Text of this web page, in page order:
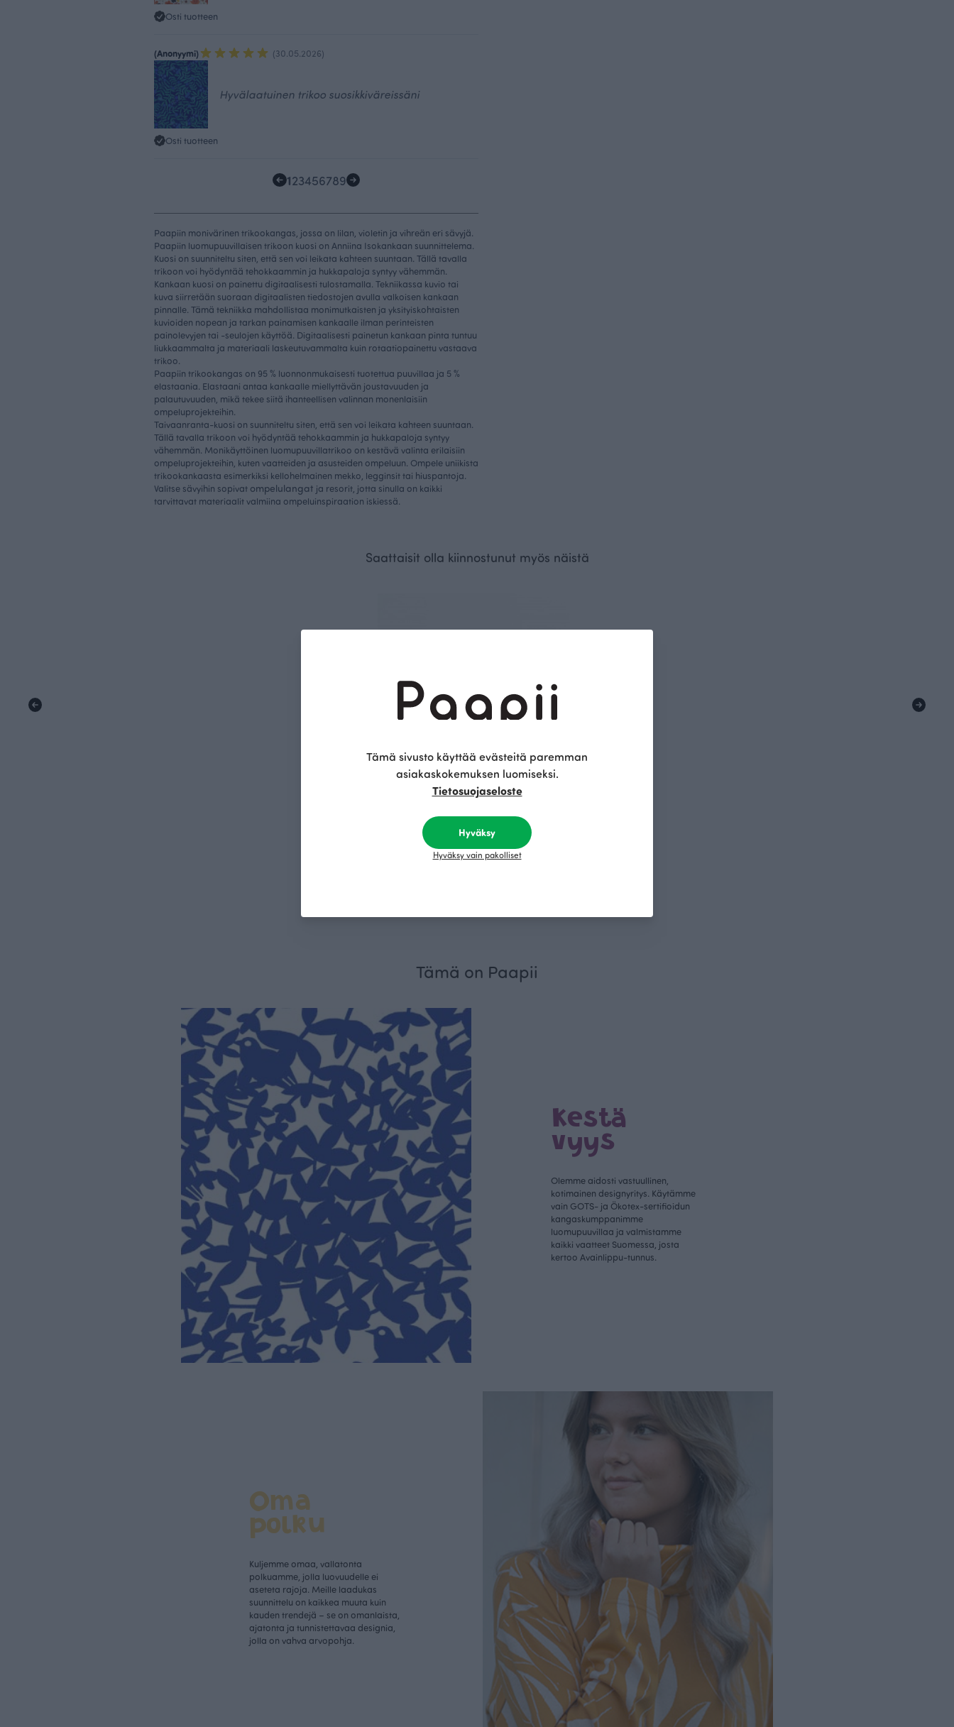
Osti tuotteen
(Anonyymi) (30.05.2026)
Hyvälaatuinen trikoo suosikkiväreissäni
Osti tuotteen
123456789
Paapiin monivärinen trikookangas, jossa on lilan, violetin ja vihreän eri sävyjä.
Paapiin luomupuuvillaisen trikoon kuosi on Anniina Isokankaan suunnittelema.
Kuosi on suunniteltu siten, että sen voi leikata kahteen suuntaan. Tällä tavalla
trikoon voi hyödyntää tehokkaammin ja hukkapaloja syntyy vähemmän.
Kankaan kuosi on painettu digitaalisesti tulostamalla. Tekniikassa kuvio tai
kuva siirretään suoraan digitaalisten tiedostojen avulla valkoisen kankaan
pinnalle. Tämä tekniikka mahdollistaa monimutkaisten ja yksityiskohtaisten
kuvioiden nopean ja tarkan painamisen kankaalle ilman perinteisten
painolevyjen tai -seulojen käyttöä. Digitaalisesti painetun kankaan pinta tuntuu
liukkaammalta ja materiaali laskeutuvammalta kuin rotaatiopainettu vastaava
trikoo.
Paapiin trikookangas on 95 % luonnonmukaisesti tuotettua puuvillaa ja 5 %
elastaania. Elastaani antaa kankaalle miellyttävän joustavuuden ja
palautuvuuden, mikä tekee siitä ihanteellisen valinnan monenlaisiin
ompeluprojekteihin.
Taivaanranta-kuosi on suunniteltu siten, että sen voi leikata kahteen suuntaan.
Tällä tavalla trikoon voi hyödyntää tehokkaammin ja hukkapaloja syntyy
vähemmän. Monikäyttöinen luomupuuvillatrikoo on kestävä valinta erilaisiin
ompeluprojekteihin, kuten vaatteiden ja asusteiden ompeluun. Ompele uniikista
trikookankaasta esimerkiksi kellohelmainen mekko, legginsit tai hiuspantoja.
Valitse sävyihin sopivat ompelulangat ja resorit, jotta sinulla on kaikki
tarvittavat materiaalit valmiina ompeluinspiraation iskiessä.
Saattaisit olla kiinnostunut myös näistä
Gütermann ompelulanka, lila 716
Tämä on Paapii
Kestä
vyys
Olemme aidosti vastuullinen,
kotimainen designyritys. Käytämme
vain GOTS- ja Ökotex-sertifioidun
kangaskumppanimme
luomupuuvillaa ja valmistamme
kaikki vaatteet Suomessa, josta
kertoo Avainlippu-tunnus.
Oma
polku
Kuljemme omaa, vallatonta
polkuamme, jolla luovuudelle ei
aseteta rajoja. Meille laadukas
suunnittelu on kaikkea muuta kuin
kauden trendejä – se on omanlaista,
ajatonta ja tunnistettavaa designia,
jolla on vahva arvopohja.
Tämä sivusto käyttää evästeitä paremman
asiakaskokemuksen luomiseksi.
Tietosuojaseloste
Hyväksy
Hyväksy vain pakolliset